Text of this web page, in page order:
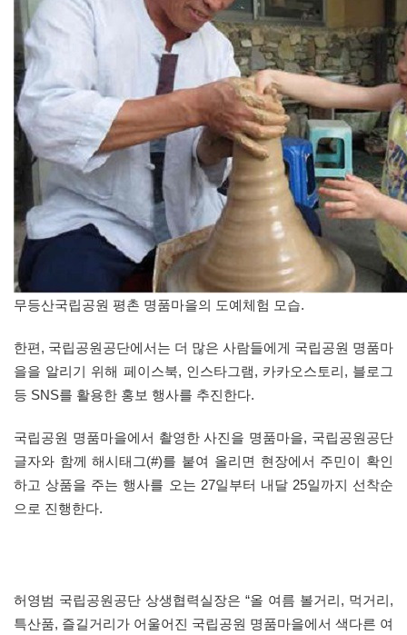
무등산국립공원 평촌 명품마을의 도예체험 모습.
한편, 국립공원공단에서는 더 많은 사람들에게 국립공원 명품마
을을 알리기 위해 페이스북, 인스타그램, 카카오스토리, 블로그
등 SNS를 활용한 홍보 행사를 추진한다.
국립공원 명품마을에서 촬영한 사진을 명품마을, 국립공원공단
글자와 함께 해시태그(#)를 붙여 올리면 현장에서 주민이 확인
하고 상품을 주는 행사를 오는 27일부터 내달 25일까지 선착순
으로 진행한다.
허영범 국립공원공단 상생협력실장은 “올 여름 볼거리, 먹거리,
특산품, 즐길거리가 어울어진 국립공원 명품마을에서 색다른 여